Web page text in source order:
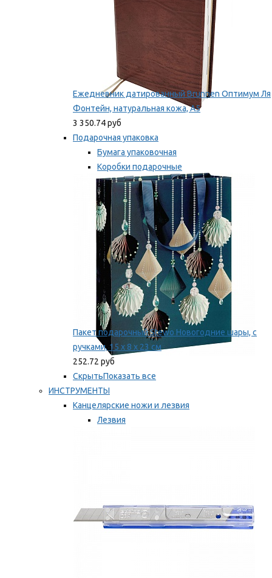
Ежедневник датированный Brunnen Оптимум Ля
Фонтейн, натуральная кожа, А5
3 350.74 руб
Подарочная упаковка
Бумага упаковочная
Коробки подарочные
Ленты, бобины
Мы рекомендуем
Пакет подарочный Stewo Новогодние шары, с
ручками, 15 х 8 х 23 см
252.72 руб
СкрытьПоказать все
ИНСТРУМЕНТЫ
Канцелярские ножи и лезвия
Лезвия